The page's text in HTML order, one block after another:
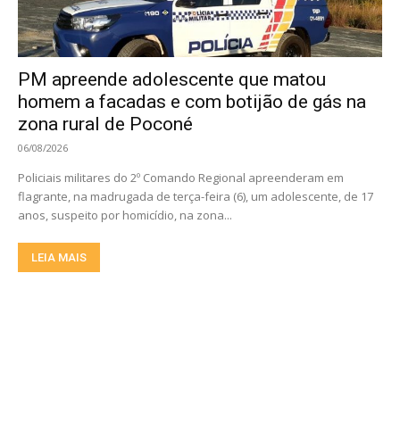
PM apreende adolescente que matou
homem a facadas e com botijão de gás na
zona rural de Poconé
06/08/2026
Policiais militares do 2º Comando Regional apreenderam em
flagrante, na madrugada de terça-feira (6), um adolescente, de 17
anos, suspeito por homicídio, na zona...
LEIA MAIS